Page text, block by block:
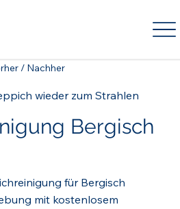
wieder zum Strahlen
Bergisch
für Bergisch
mit kostenlosem
/ Nachher